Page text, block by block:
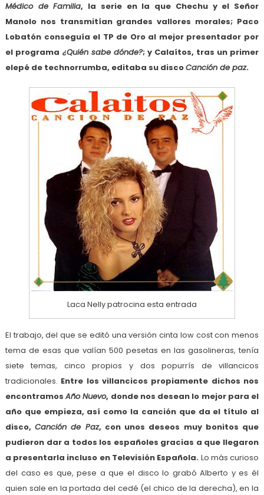
Médico de Familia, la serie en la que Chechu y el Señor
Manolo nos transmitían grandes vallores morales; Paco
Lobatón conseguía el TP de Oro al mejor presentador por
el programa ¿Quién sabe dónde?; y Calaítos, tras un primer
elepé de technorrumba, editaba su discoCanción de paz.
Laca Nelly patrocina esta entrada
El trabajo, del que se editó una versión cinta low cost con menos
tema de esas que valían 500 pesetas en las gasolineras, tenía
siete temas, cinco propios y dos popurrís de villancicos
tradicionales. Entre los villancicos propiamente dichos nos
encontramosAño Nuevo, donde nos desean lo mejor para el
año que empieza, así como la canción que da el título al
disco,Canción de Paz, con unos deseos muy bonitos que
pudieron dar a todos los españoles gracias a que llegaron
a presentarla incluso en Televisión Española. Lo más curioso
del caso es que, pese a que el disco lo grabó Alberto y es él
quien sale en la portada del cedé (el chico de la derecha), en la